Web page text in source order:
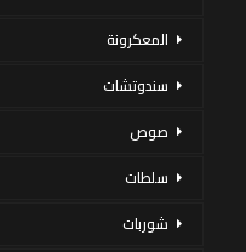
المعكرونة
سندوتشات
صوص
سلطات
شوربات